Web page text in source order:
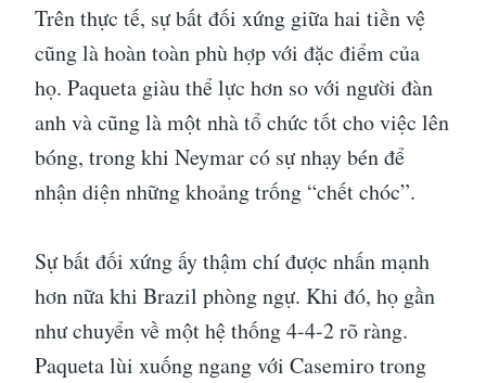
Trên thực tế, sự bất đối xứng giữa hai tiền vệ
cũng là hoàn toàn phù hợp với đặc điểm của
họ. Paqueta giàu thể lực hơn so với người đàn
anh và cũng là một nhà tổ chức tốt cho việc lên
bóng, trong khi Neymar có sự nhạy bén để
nhận diện những khoảng trống “chết chóc”.
Sự bất đối xứng ấy thậm chí được nhấn mạnh
hơn nữa khi Brazil phòng ngự. Khi đó, họ gần
như chuyển về một hệ thống 4-4-2 rõ ràng.
Paqueta lùi xuống ngang với Casemiro trong